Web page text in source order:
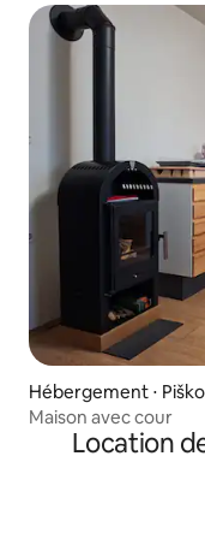
Hébergement ⋅
Maison avec cour
Location